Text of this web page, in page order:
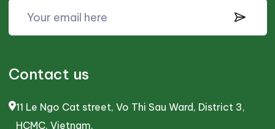
Contact us
11 Le Ngo Cat street, Vo Thi Sau Ward, District 3,
HCMC, Vietnam.